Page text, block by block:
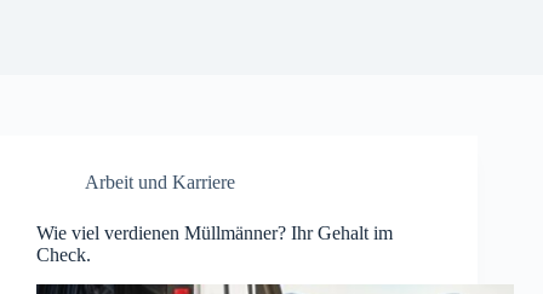
Arbeit und Karriere
Wie viel verdienen Müllmänner? Ihr Gehalt im
Check.